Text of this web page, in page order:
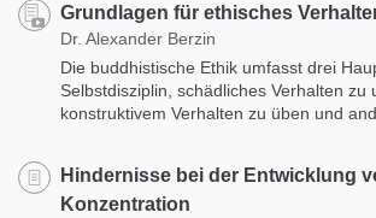
Grundlagen für ethisches
Dr. Alexander Berzin
Die buddhistische Ethik umfasst drei
Selbstdisziplin, schädliches Verhalten zu
konstruktivem Verhalten zu üben und
Hindernisse bei der Entwicklung
Konzentration